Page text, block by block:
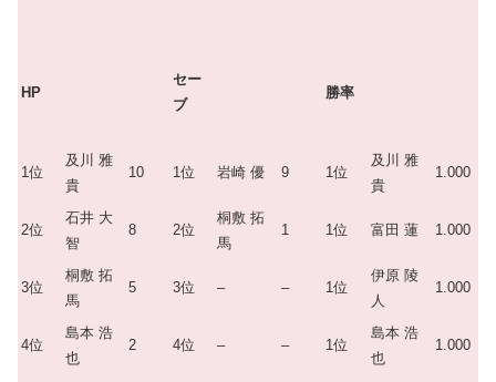
HP
セー
ブ
勝率
1位
及川 雅
貴
10 1位 岩崎 優 9 1位
及川 雅
貴
1.000
2位
石井 大
智
8 2位
桐敷 拓
馬
1 1位 富田 蓮 1.000
3位
桐敷 拓
馬
5 3位 – – 1位
伊原 陵
人
1.000
4位
島本 浩
也
2 4位 – – 1位
島本 浩
也
1.000